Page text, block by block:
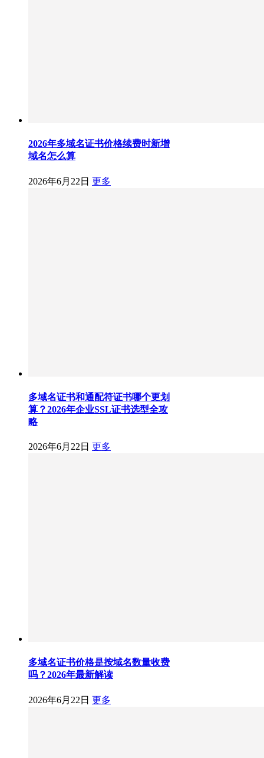
2026年多域名证书价格续费时新增
域名怎么算
2026年6月22日 更多
多域名证书和通配符证书哪个更划
算？2026年企业SSL证书选型全攻
略
2026年6月22日 更多
多域名证书价格是按域名数量收费
吗？2026年最新解读
2026年6月22日 更多